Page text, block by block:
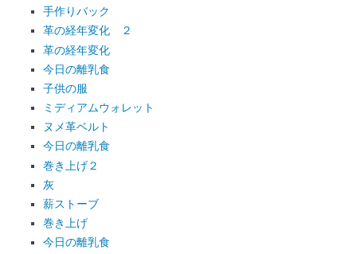
手作りバック
革の経年変化 ２
革の経年変化
今日の離乳食
子供の服
ミディアムウォレット
ヌメ革ベルト
今日の離乳食
巻き上げ２
灰
薪ストーブ
巻き上げ
今日の離乳食